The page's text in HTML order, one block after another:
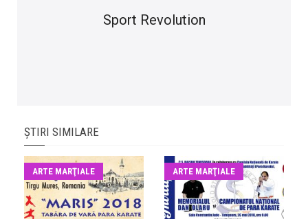
Sport Revolution
ȘTIRI SIMILARE
ARTE MARŢIALE ARTE MARŢIALE